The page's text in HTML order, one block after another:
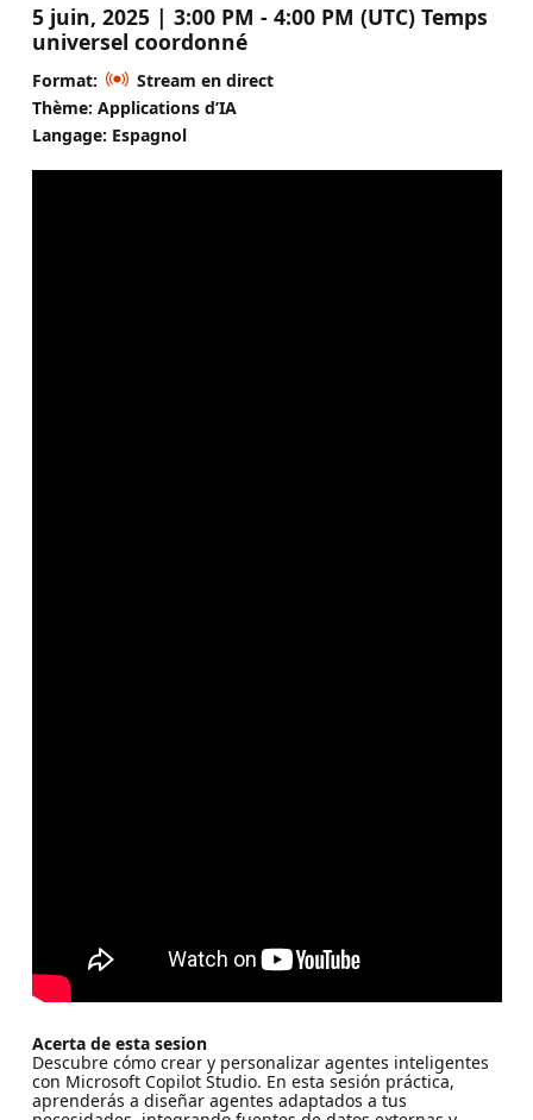
5 juin, 2025 | 3:00 PM - 4:00 PM (UTC) Temps
universel coordonné
Format:
Stream en direct
Thème: Applications d’IA
Langage: Espagnol
Acerta de esta sesion
Descubre cómo crear y personalizar agentes inteligentes
con Microsoft Copilot Studio. En esta sesión práctica,
aprenderás a diseñar agentes adaptados a tus